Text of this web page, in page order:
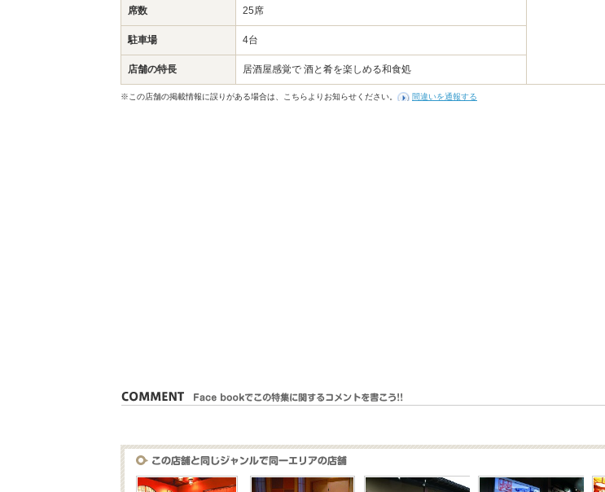
席数 25席
駐車場 4台
店舗の特長 居酒屋感覚で 酒と肴を楽しめる和食処
※この店舗の掲載情報に誤りがある場合は、こちらよりお知らせください。 間違いを通報する